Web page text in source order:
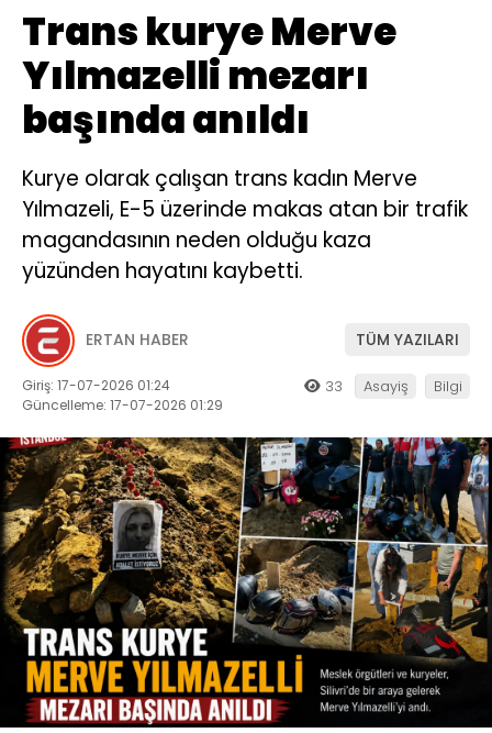
Trans kurye Merve
Yılmazelli mezarı
başında anıldı
Kurye olarak çalışan trans kadın Merve
Yılmazeli, E-5 üzerinde makas atan bir trafik
magandasının neden olduğu kaza
yüzünden hayatını kaybetti.
ERTAN HABER TÜM YAZILARI
Giriş: 17-07-2026 01:24
Güncelleme: 17-07-2026 01:29
33 Asayiş Bilgi